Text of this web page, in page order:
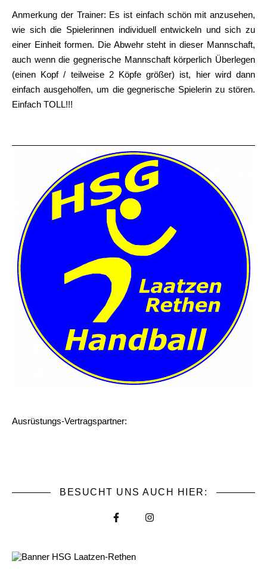
Anmerkung der Trainer: Es ist einfach schön mit anzusehen,
wie sich die Spielerinnen individuell entwickeln und sich zu
einer Einheit formen. Die Abwehr steht in dieser Mannschaft,
auch wenn die gegnerische Mannschaft körperlich Überlegen
(einen Kopf / teilweise 2 Köpfe größer) ist, hier wird dann
einfach ausgeholfen, um die gegnerische Spielerin zu stören.
Einfach TOLL!!!
Ausrüstungs-Vertragspartner:
BESUCHT UNS AUCH HIER: